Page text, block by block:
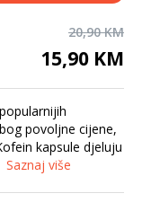
20,90 KM
15,90 KM
povoljne cijene,
kapsule djeluju
Saznaj više